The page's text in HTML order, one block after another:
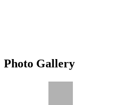
Photo Gallery